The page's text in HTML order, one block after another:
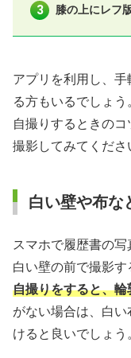
膝の上にレフ
アプリを利用し、
る方もいるでしょ
自撮りするときの
撮影してみてくださ
白い壁や布な
スマホで履歴書の
白い壁の前で撮影
自撮りをすると、
がない場合は、白
けると良いでしょう